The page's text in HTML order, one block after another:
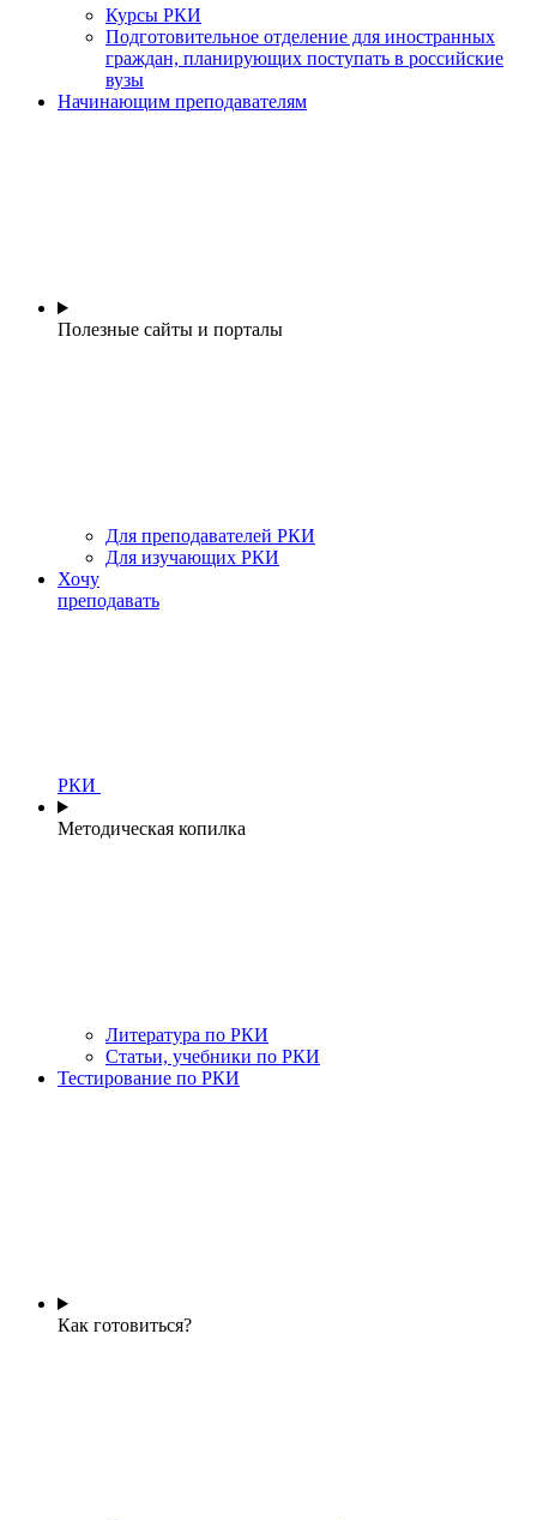
Курсы РКИ
Подготовительное отделение для иностранных
граждан, планирующих поступать в российские
вузы
Начинающим преподавателям
Полезные сайты и порталы
Для преподавателей РКИ
Для изучающих РКИ
Хочу
преподавать
РКИ
Методическая копилка
Литература по РКИ
Статьи, учебники по РКИ
Тестирование по РКИ
Как готовиться?